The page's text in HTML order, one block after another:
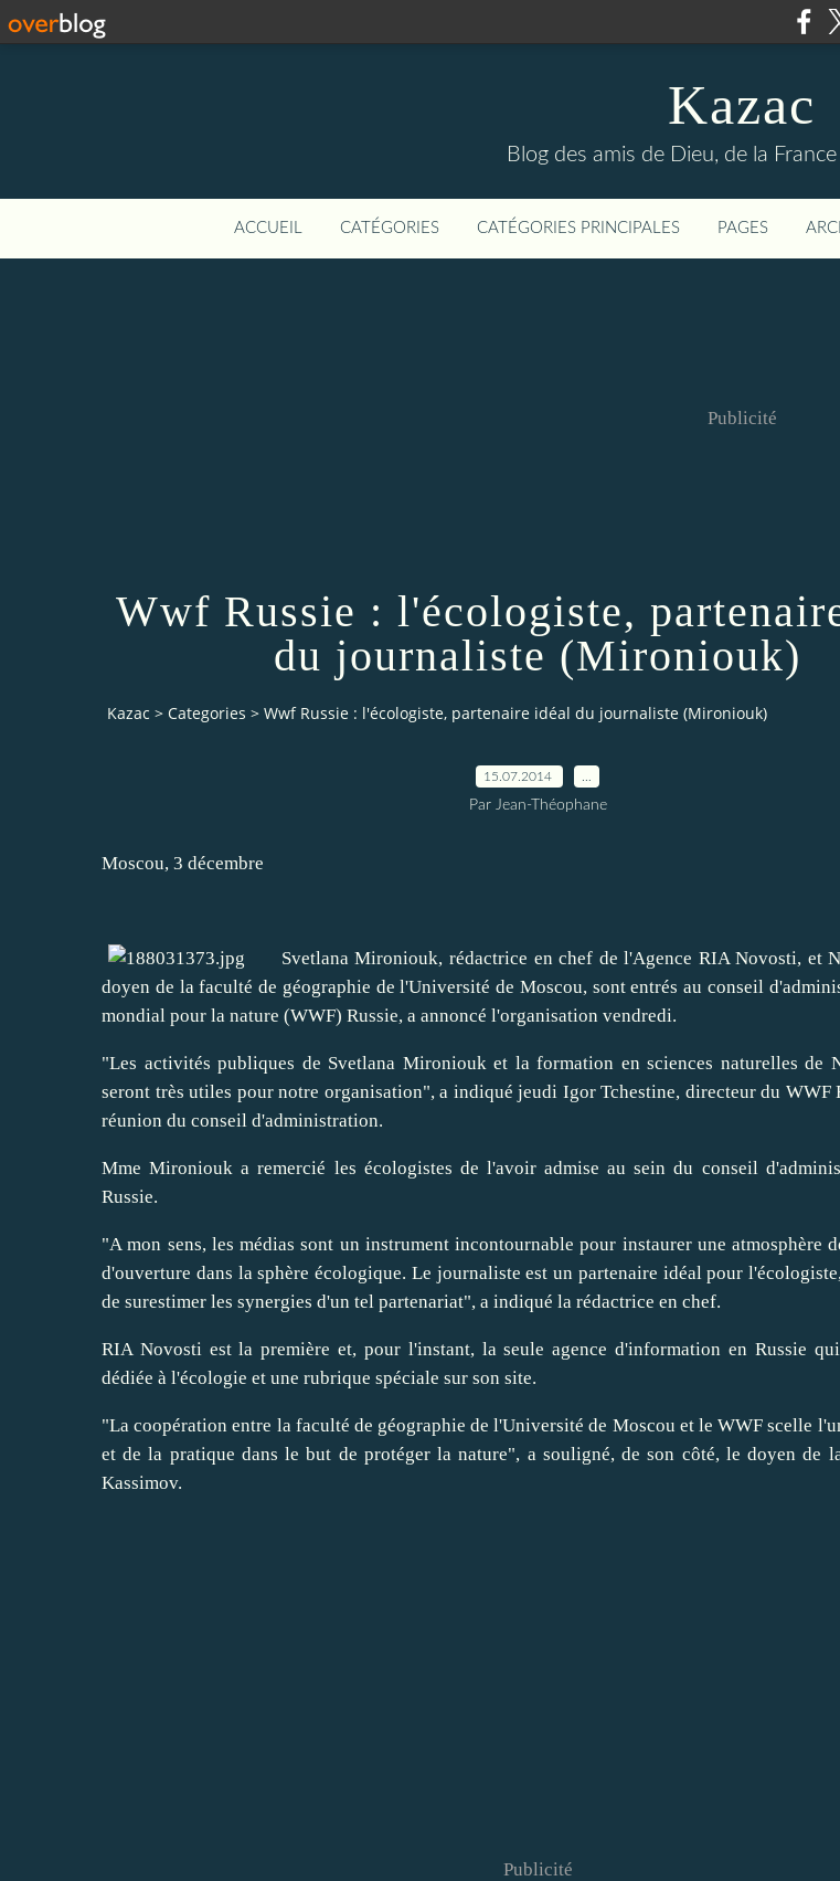
Kazac
Blog des amis de Dieu, de la
ACCUEIL CATÉGORIES CATÉGORIES PRINCIPALES PAGES
Publicité
Wwf Russie : l'écologiste,
du journaliste (Mironiouk)
Kazac > Categories > Wwf Russie : l'écologiste, partenaire idéal du journaliste (Mironiouk)
15.07.2014
Par Jean-Théophane
Moscou, 3 décembre
Svetlana Mironiouk, rédactrice en chef de l'Agence RIA Novosti, et
doyen de la faculté de géographie de l'Université de Moscou, sont entrés au conseil
mondial pour la nature (WWF) Russie, a annoncé l'organisation vendredi.
"Les activités publiques de Svetlana Mironiouk et la formation en sciences naturelles de
seront très utiles pour notre organisation", a indiqué jeudi Igor Tchestine, directeur du WWF
réunion du conseil d'administration.
Mme Mironiouk a remercié les écologistes de l'avoir admise au sein du conseil
Russie.
"A mon sens, les médias sont un instrument incontournable pour instaurer une atmosphère
d'ouverture dans la sphère écologique. Le journaliste est un partenaire idéal pour
de surestimer les synergies d'un tel partenariat", a indiqué la rédactrice en chef.
RIA Novosti est la première et, pour l'instant, la seule agence d'information en Russie
dédiée à l'écologie et une rubrique spéciale sur son site.
"La coopération entre la faculté de géographie de l'Université de Moscou et le WWF scelle
et de la pratique dans le but de protéger la nature", a souligné, de son côté, le doyen de
Kassimov.
Publicité